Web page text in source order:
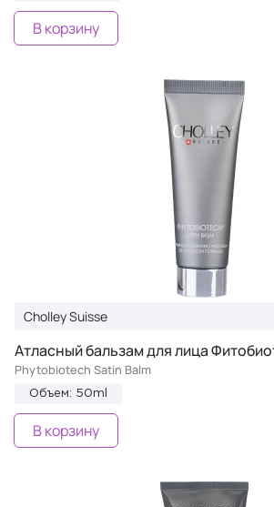
В корзину
Cholley Suisse
Атласный бальзам для лица
Phytobiotech Satin Balm
Объем: 50ml
В корзину